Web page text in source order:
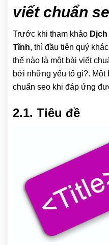
viết chuẩn
Trước khi tham khảo
Tĩnh, thì đầu tiên quý
thế nào là một bài viết
bởi những yếu tố gì?.
chuẩn seo khi đáp ứng
2.1. Tiêu đề